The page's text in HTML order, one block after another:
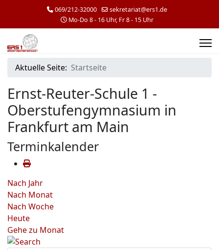
069/212-32000
sekretariat@ers1.de
Mo-Do 8 - 16 Uhr, Fr 8 - 15 Uhr
Aktuelle Seite: Startseite
Ernst-Reuter-Schule 1 -
Oberstufengymnasium in
Frankfurt am Main
Terminkalender
Nach Jahr
Nach Monat
Nach Woche
Heute
Gehe zu Monat